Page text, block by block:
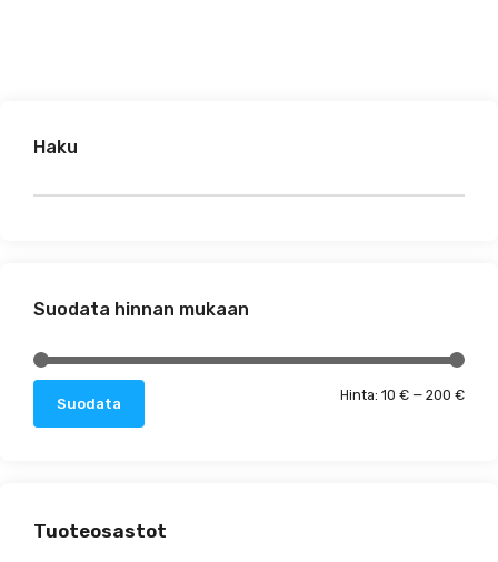
Haku
Suodata hinnan mukaan
Suodata Hinta: 10 € — 200 €
Tuoteosastot